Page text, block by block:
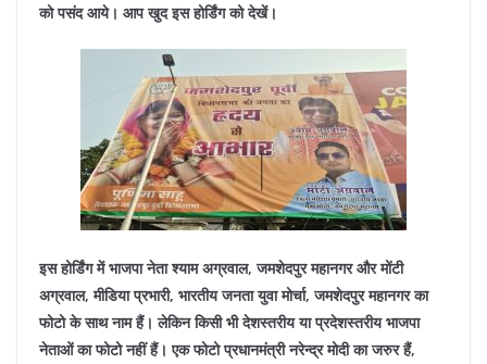
को पसंद आये। आप खुद इस होर्डिंग को देखें।
इस होर्डिंग में भाजपा नेता श्याम अग्रवाल, जमशेदपुर महानगर और मोंटी
अग्रवाल, मीडिया प्रभारी, भारतीय जनता युवा मोर्चा, जमशेदपुर महानगर का
फोटो के साथ नाम हैं। लेकिन किसी भी देशस्तरीय या प्रदेशस्तरीय भाजपा
नेताओं का फोटो नहीं हैं। एक फोटो प्रधानमंत्री नरेन्द्र मोदी का जरुर हैं,